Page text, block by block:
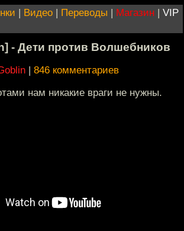
| Видео | Переводы | Магазин | VIP
- Дети против Волшебников
| 846 комментариев
нам никакие враги не нужны.